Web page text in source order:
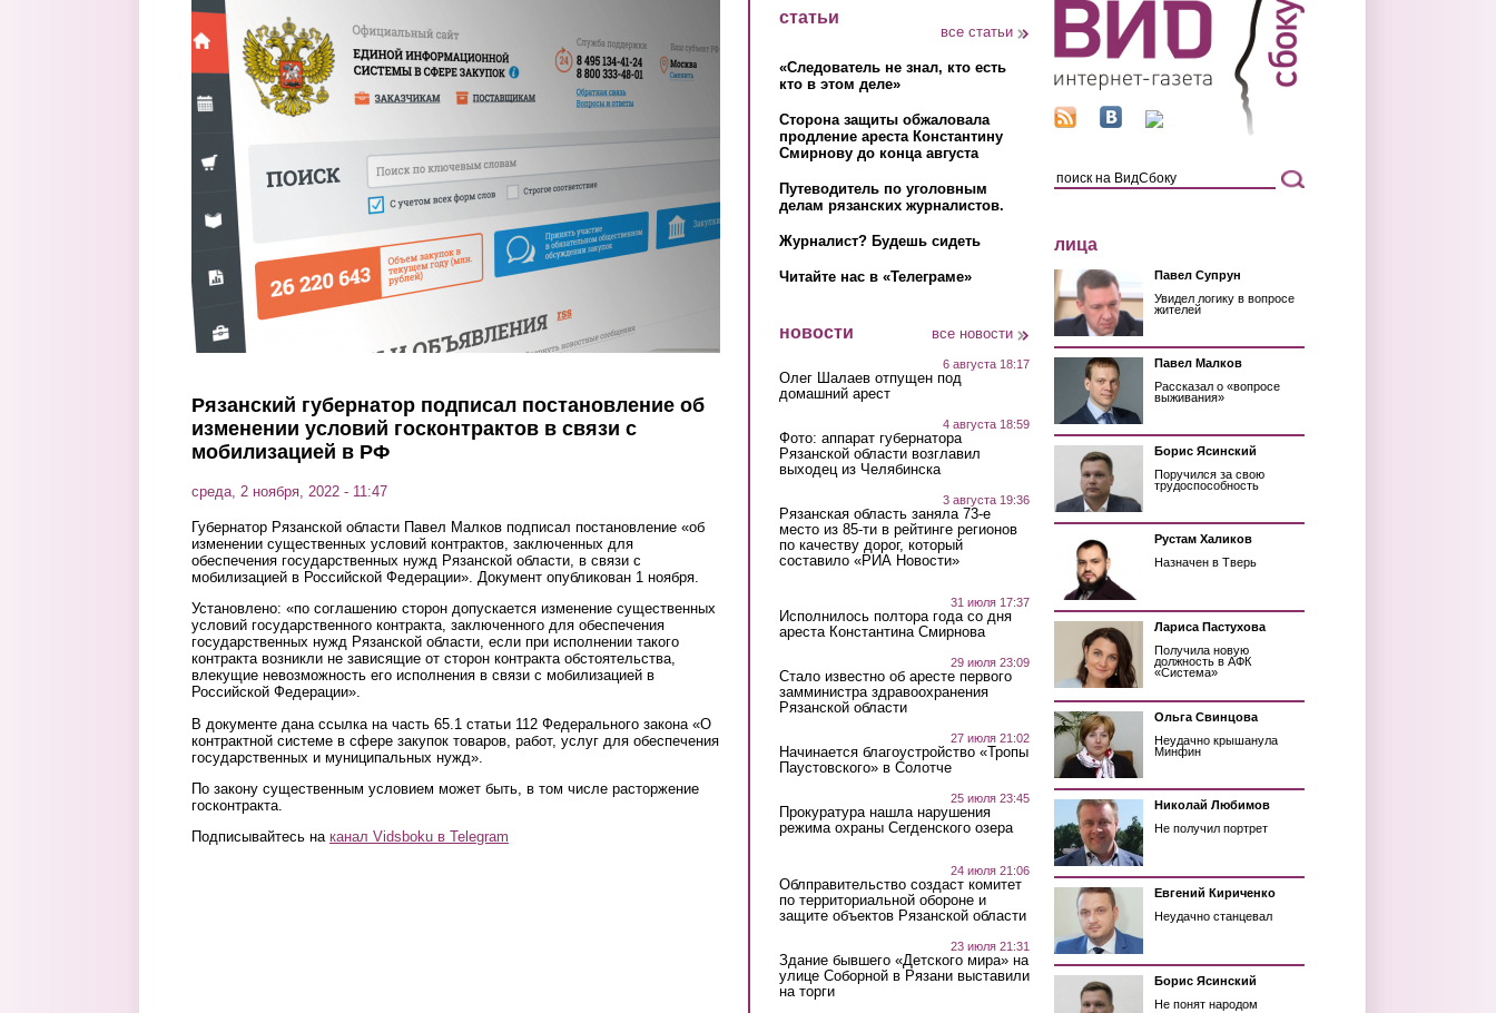
Перейти к основному содержанию
Рязанский губернатор подписал постановление об
изменении условий госконтрактов в связи с
мобилизацией в РФ
среда, 2 ноября, 2022 - 11:47
Губернатор Рязанской области Павел Малков подписал постановление «об
изменении существенных условий контрактов, заключенных для
обеспечения государственных нужд Рязанской области, в связи с
мобилизацией в Российской Федерации». Документ опубликован 1 ноября.
Установлено: «по соглашению сторон допускается изменение существенных
условий государственного контракта, заключенного для обеспечения
государственных нужд Рязанской области, если при исполнении такого
контракта возникли не зависящие от сторон контракта обстоятельства,
влекущие невозможность его исполнения в связи с мобилизацией в
Российской Федерации».
В документе дана ссылка на часть 65.1 статьи 112 Федерального закона «О
контрактной системе в сфере закупок товаров, работ, услуг для обеспечения
государственных и муниципальных нужд».
По закону существенным условием может быть, в том числе расторжение
госконтракта.
Подписывайтесь на канал Vidsboku в Telegram
статьи
все статьи
«Следователь не знал, кто есть
кто в этом деле»
Сторона защиты обжаловала
продление ареста Константину
Смирнову до конца августа
Путеводитель по уголовным
делам рязанских журналистов.
Журналист? Будешь сидеть
Читайте нас в «Телеграме»
новости все новости
6 августа 18:17
Олег Шалаев отпущен под
домашний арест
4 августа 18:59
Фото: аппарат губернатора
Рязанской области возглавил
выходец из Челябинска
3 августа 19:36
Рязанская область заняла 73-е
место из 85-ти в рейтинге регионов
по качеству дорог, который
составило «РИА Новости»
31 июля 17:37
Исполнилось полтора года со дня
ареста Константина Смирнова
29 июля 23:09
Стало известно об аресте первого
замминистра здравоохранения
Рязанской области
27 июля 21:02
Начинается благоустройство «Тропы
Паустовского» в Солотче
25 июля 23:45
Прокуратура нашла нарушения
режима охраны Сегденского озера
24 июля 21:06
Облправительство создаст комитет
по территориальной обороне и
защите объектов Рязанской области
23 июля 21:31
Здание бывшего «Детского мира» на
улице Соборной в Рязани выставили
на торги
лица
Павел Супрун
Увидел логику в вопросе
жителей
Павел Малков
Рассказал о «вопросе
выживания»
Борис Ясинский
Поручился за свою
трудоспособность
Рустам Халиков
Назначен в Тверь
Лариса Пастухова
Получила новую
должность в АФК
«Система»
Ольга Свинцова
Неудачно крышанула
Минфин
Николай Любимов
Не получил портрет
Евгений Кириченко
Неудачно станцевал
Борис Ясинский
Не понят народом